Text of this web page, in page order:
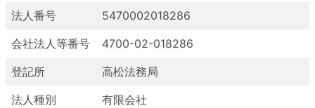
法人番号
5470002018286
会社法人等番号
4700-02-018286
登記所
高松法務局
法人種別
有限会社